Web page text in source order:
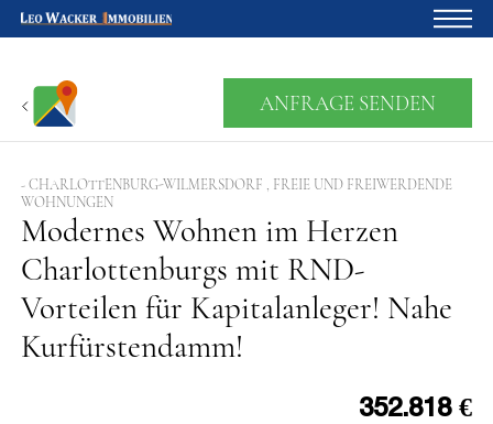
Startseite
Für Eigentümer
Über uns
Blog
Projektentwicklung
Kreditrechner
Kontakte
ANFRAGE SENDEN
- CHARLOTTENBURG-WILMERSDORF , FREIE UND FREIWERDENDE
WOHNUNGEN
Modernes Wohnen im Herzen
Charlottenburgs mit RND-
Vorteilen für Kapitalanleger! Nahe
Kurfürstendamm!
352.818 €